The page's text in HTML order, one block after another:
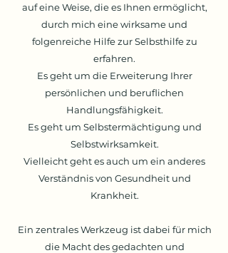
auf eine Weise, die es Ihnen ermöglicht,
durch mich eine wirksame und
folgenreiche Hilfe zur Selbsthilfe zu
erfahren.
Es geht um die Erweiterung Ihrer
persönlichen und beruflichen
Handlungsfähigkeit.
Es geht um Selbstermächtigung und
Selbstwirksamkeit.
Vielleicht geht es auch um ein anderes
Verständnis von Gesundheit und
Krankheit.
Ein zentrales Werkzeug ist dabei für mich
die Macht des gedachten und